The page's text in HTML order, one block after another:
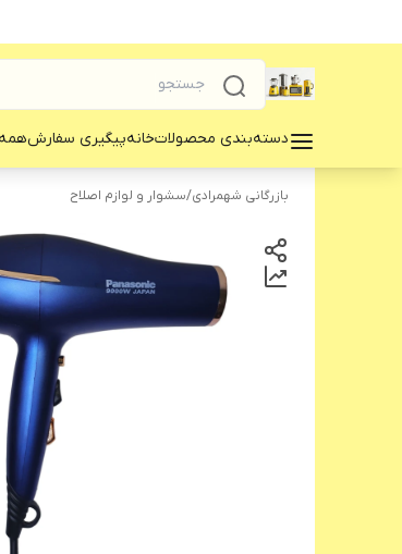
دسته‌بندی محصولاتخانهپیگیری سفارش
بازرگانی شهمرادی/سشوار و لوازم اصلاح